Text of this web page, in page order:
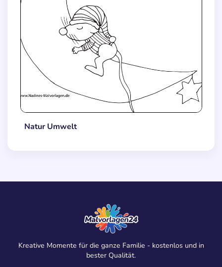
Natur Umwelt
Kreative Momente für die ganze Familie - kostenlos und in
bester Qualität.